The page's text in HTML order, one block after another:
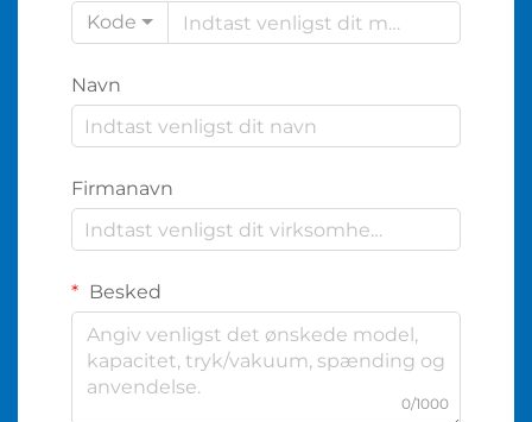
Kode
Navn
Firmanavn
Besked
0/1000